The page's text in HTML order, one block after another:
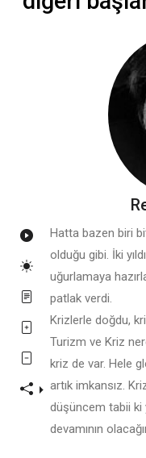
Hatta bazen biri
olduğu gibi. İki
uğurlamaya
patlak verdi.
Krizlerle doğdu,
Turizm ve Kriz
kriz de var. Hele
artık imkansız.
düşüncem tabii ki
devamının